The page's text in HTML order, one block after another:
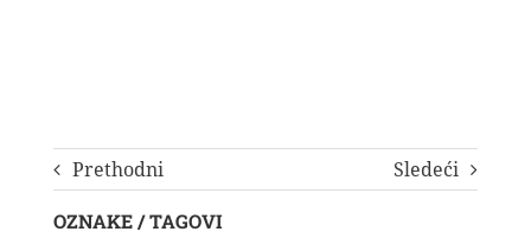
Prethodni Sledeći
OZNAKE / TAGOVI